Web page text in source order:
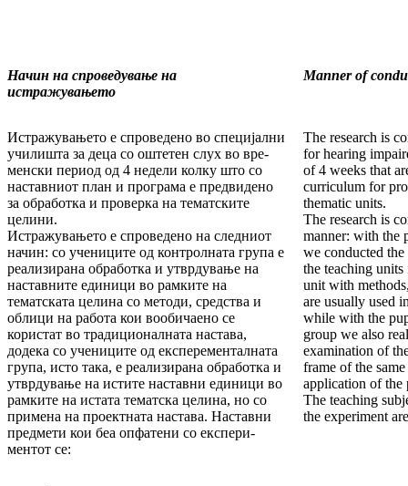
Начин на спроведување на
истражувањето
Manner of
Истражувањето е спроведено во специјални
учи­лишта за деца со оштетен слух во вре­
мен­ски период од 4 недели колку што со
настав­ни­от план и програма е предвидено
за обработка и проверка на тематските
целини.
Истражувањето е спроведено на следниот
на­чин: со учениците од контролната група е
реа­ли­зи­рана обработка и утврдување на
нас­тав­ни­те единици во рамките на
тематската целина со методи, средства и
облици на работа кои воо­би­чае­но се
користат во традиционалната нас­­­тава,
додека со учениците од експеремен­тал­ната
гру­па, исто така, е реализирана об­ра­ботка и
утвр­ду­вање на истите наставни еди­ни­ци во
рамките на истата тематска целина, но со
примена на проектната настава. Наставни
пред­мети кои беа опфатени со екс­пе­ри­
ментот се:
The research is
for hearing
of 4 weeks that
curriculum for
thematic units.
The research is
man­ner: with the
we conducted
the teaching
unit with
are usu­ally used
while with the
group we also
examination of
frame of the
application of the
The teaching
the experiment